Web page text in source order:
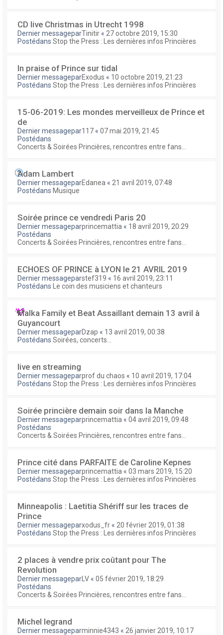
CD live Christmas in Utrecht 1998
Dernier messageparTinitir « 27 octobre 2019, 15:30
Postédans Stop the Press : Les dernières infos Princières
In praise of Prince sur tidal
Dernier messageparExodus « 10 octobre 2019, 21:23
Postédans Stop the Press : Les dernières infos Princières
15-06-2019: Les mondes merveilleux de Prince et
de
Dernier messagepar117 « 07 mai 2019, 21:45
Postédans
Concerts & Soirées Princières, rencontres entre fans...
Adam Lambert
Dernier messageparEdanea « 21 avril 2019, 07:48
Postédans Musique
Soirée prince ce vendredi Paris 20
Dernier messageparprincemattia « 18 avril 2019, 20:29
Postédans
Concerts & Soirées Princières, rencontres entre fans...
ECHOES OF PRINCE à LYON le 21 AVRIL 2019
Dernier messageparstef319 « 16 avril 2019, 23:11
Postédans
Le coin des musiciens et chanteurs
Malka Family et Beat Assaillant demain 13 avril à
Guyancourt
Dernier messageparDzap « 13 avril 2019, 00:38
Postédans Soirées, concerts...
live en streaming
Dernier messageparprof du chaos « 10 avril 2019, 17:04
Postédans Stop the Press : Les dernières infos Princières
Soirée princière demain soir dans la Manche
Dernier messageparprincemattia « 04 avril 2019, 09:48
Postédans
Concerts & Soirées Princières, rencontres entre fans...
Prince cité dans PARFAITE de Caroline Kepnes
Dernier messageparprincemattia « 03 mars 2019, 15:20
Postédans Stop the Press : Les dernières infos Princières
Minneapolis : Laetitia Shériff sur les traces de
Prince
Dernier messageparxodus_fr « 20 février 2019, 01:38
Postédans Stop the Press : Les dernières infos Princières
2 places à vendre prix coûtant pour The
Revolution
Dernier messagepar LV « 05 février 2019, 18:29
Postédans
Concerts & Soirées Princières, rencontres entre fans...
Michel legrand
Dernier messageparminnie4343 « 26 janvier 2019, 10:17